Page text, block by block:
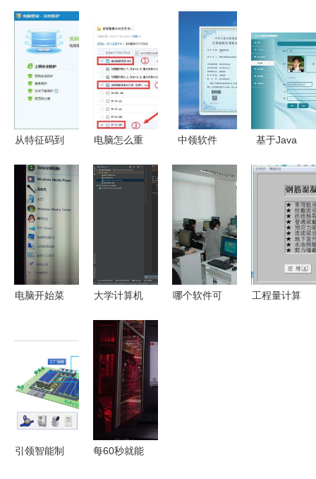
从特征码到
计算机防病
毒软件工作
原理的演变
与软件开发
趋势
电脑怎么重
中领软件
栈解决方案
基于Java
理软件设计
与实现
电脑开始菜
在运行的软
件吗？兼谈
软件开发的
影响
大学计算机
件与开发工
具清单
哪个软件可
工程量计算
引领智能制
每60秒就能